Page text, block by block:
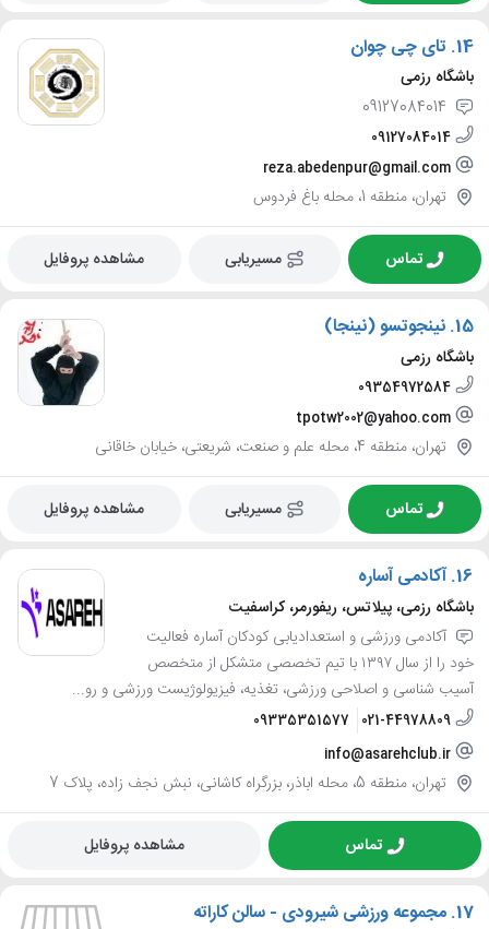
14. تای چی چوان
باشگاه رزمی
09127084014
reza.abedenpur@gmail.com
تهران، منطقه 1، محله باغ فردوس
تماس مسیریابی مشاهده پروفایل
15. نینجوتسو (نینجا)
باشگاه رزمی
09354972584
tpotw2002@yahoo.com
تهران، منطقه 4، محله علم و صنعت، شریعتی، خیابان خاقانی
تماس مسیریابی مشاهده پروفایل
16. آکادمی آساره
باشگاه رزمی، پیلاتس، ریفورمر، کراسفیت
آکادمی ورزشی و استعدادیابی کودکان آساره فعالیت
خود را از سال ۱۳۹۷ با تیم تخصصی متشکل از متخصص
آسیب شناسی و اصلاحی ورزشی، تغذیه، فیزیولوژیست ورزشی و رو...
021-44978809
09335351577
info@asarehclub.ir
تهران، منطقه 5، محله اباذر، بزرگراه کاشانی، نبش نجف زاده، پلاک 7
تماس مشاهده پروفایل
17. مجموعه ورزشی شیرودی - سالن کاراته